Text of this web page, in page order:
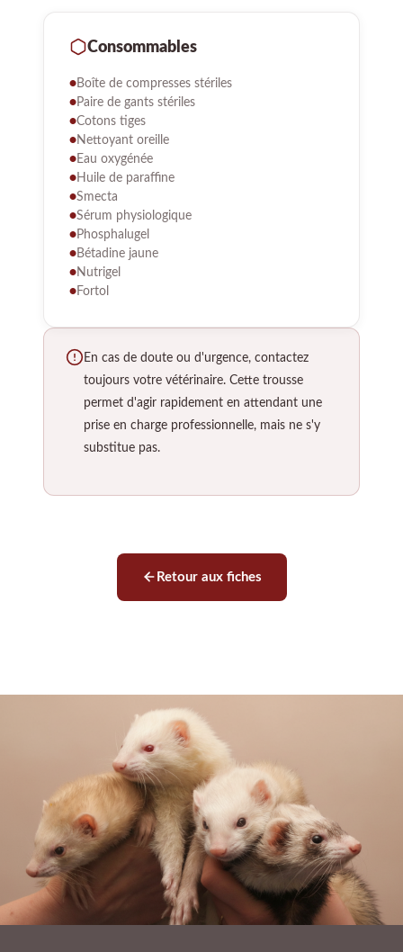
Consommables
Boîte de compresses stériles
Paire de gants stériles
Cotons tiges
Nettoyant oreille
Eau oxygénée
Huile de paraffine
Smecta
Sérum physiologique
Phosphalugel
Bétadine jaune
Nutrigel
Fortol
En cas de doute ou d'urgence, contactez
toujours votre vétérinaire. Cette trousse
permet d'agir rapidement en attendant une
prise en charge professionnelle, mais ne s'y
substitue pas.
Retour aux fiches